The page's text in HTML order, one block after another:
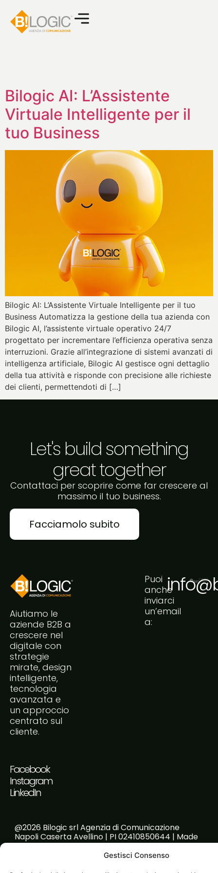
Gestisci Consenso
Bilogic AI: L’Assistente
Virtuale Intelligente per il
tuo Business
Bilogic AI: L’Assistente Virtuale Intelligente per il tuo
Business Automatizza la gestione della tua azienda con
Bilogic AI, l’assistente virtuale operativo 24/7
progettato per incrementare l’efficienza operativa senza
interruzioni. Grazie all’integrazione di sistemi avanzati di
intelligenza artificiale, Bilogic AI gestisce ogni dettaglio
della tua attività e risponde con precisione alle richieste
dei clienti, permettendoti di […]
Let's build something
great together
Contattaci per scoprire come far crescere al
massimo il tuo business.
Facciamolo subito
Aiutiamo le
aziende B2B a
crescere nel
digitale con
strategie
mirate, design
intelligente,
tecnologia
avanzata e
un approccio
centrato sul
cliente.
Puoi
anche
inviarci
un’email
a:
Facebook
Instagram
LinkedIn
@2026 Bilogic srl Agenzia di Comunicazione
Napoli Caserta Avellino | PI 02410850644 | Made
with passion!